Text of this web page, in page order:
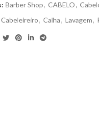
Barber Shop, CABELO,
Cabeleireiro, Calha, Lavagem,